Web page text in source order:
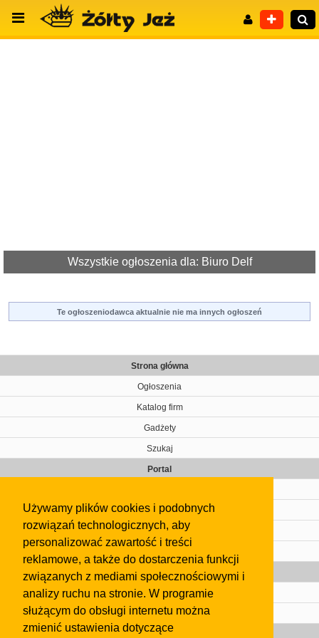
Używamy plików cookies i podobnych
rozwiązań technologicznych, aby
personalizować zawartość i treści
reklamowe, a także do dostarczenia funkcji
związanych z mediami społecznościowymi i
analizy ruchu na stronie. W programie
służącym do obsługi internetu można
zmienić ustawienia dotyczące
Wszystkie ogłoszenia dla: Biuro Delf
Te ogłoszeniodawca aktualnie nie ma innych ogłoszeń
Strona główna
Ogłoszenia
Katalog firm
Gadżety
Szukaj
Portal
Kontakt
Regulamin
Gazeta
Olkusz
Kontakt
Strefa dla biznesu